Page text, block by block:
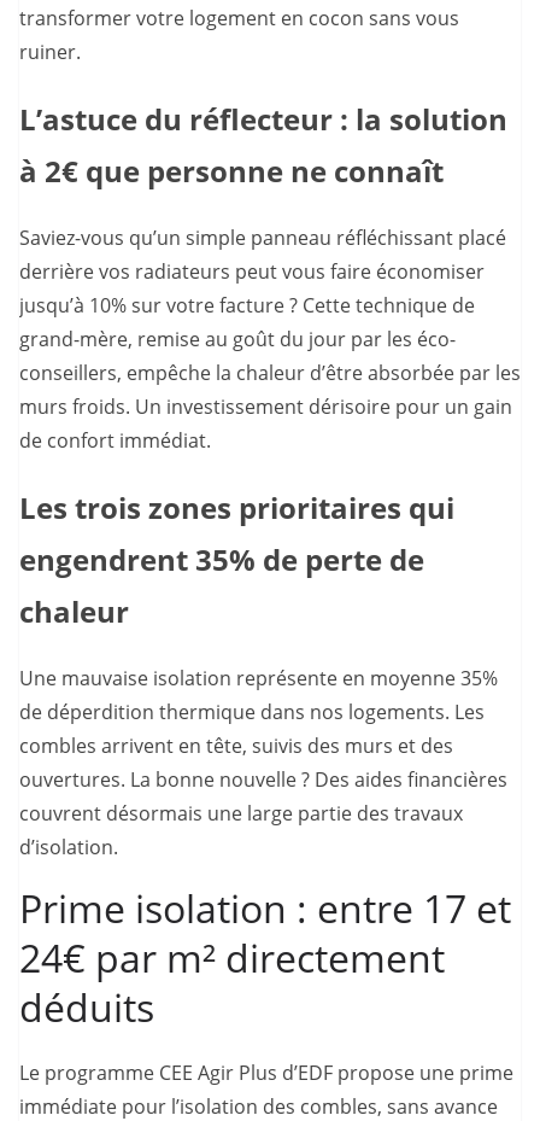
transformer votre logement en cocon sans vous
ruiner.
L’astuce du réflecteur : la solution
à 2€ que personne ne connaît
Saviez-vous qu’un simple panneau réfléchissant placé
derrière vos radiateurs peut vous faire économiser
jusqu’à 10% sur votre facture ? Cette technique de
grand-mère, remise au goût du jour par les éco-
conseillers, empêche la chaleur d’être absorbée par les
murs froids. Un investissement dérisoire pour un gain
de confort immédiat.
Les trois zones prioritaires qui
engendrent 35% de perte de
chaleur
Une mauvaise isolation représente en moyenne 35%
de déperdition thermique dans nos logements. Les
combles arrivent en tête, suivis des murs et des
ouvertures. La bonne nouvelle ? Des aides financières
couvrent désormais une large partie des travaux
d’isolation.
Prime isolation : entre 17 et
24€ par m² directement
déduits
Le programme CEE Agir Plus d’EDF propose une prime
immédiate pour l’isolation des combles, sans avance